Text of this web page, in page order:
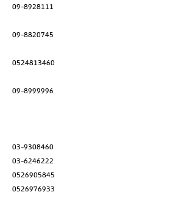
09-8928111
09-8820745
0524813460
09-8999996
03-9308460
03-6246222
0526905845
0526976933